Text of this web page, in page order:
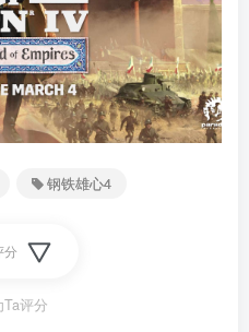
钢铁雄心4
分
评分